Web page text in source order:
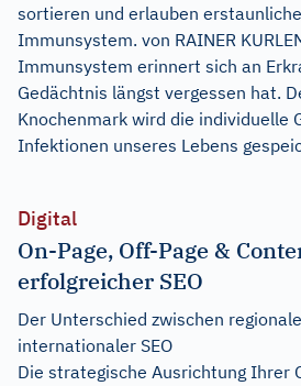
sortieren und erlauben
Immunsystem. von RAINER
Immunsystem erinnert sich an
Gedächtnis längst vergessen hat.
Knochenmark wird die individuelle
Infektionen unseres Lebens
Digital
On-Page, Off-Page &
erfolgreicher SEO
Der Unterschied zwischen
internationaler SEO
Die strategische Ausrichtung Ihrer